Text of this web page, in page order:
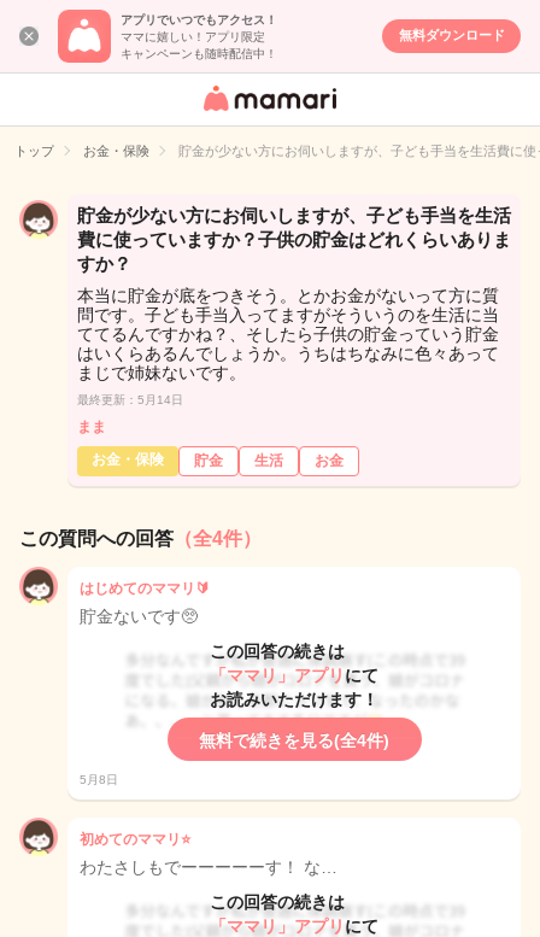
アプリでいつでもアクセス！
ママに嬉しい！アプリ限定
キャンペーンも随時配信中！
無料ダウンロード
女性専用匿名QA
イト
トップ お金・保険 貯金が少ない方にお伺いしますが、子ども手当を生活費に
貯金が少ない方にお伺いしますが、子ども手当を生活
費に使っていますか？子供の貯金はどれくらいありま
すか？
本当に貯金が底をつきそう。とかお金がないって方に質
問です。子ども手当入ってますがそういうのを生活に当
ててるんですかね？、そしたら子供の貯金っていう貯金
はいくらあるんでしょうか。うちはちなみに色々あって
まじで姉妹ないです。
最終更新：5月14日
まま
お金・保険
貯金 生活 お金
この質問への回答 （全4件）
はじめてのママリ🔰
貯金ないです🥺
この回答の続きは
「ママリ」アプリ にて
お読みいただけます！
無料で続きを見る(全4件)
5月8日
初めてのママリ⭐️
わたさしもでーーーーーす！ な…
この回答の続きは
「ママリ」アプリ にて